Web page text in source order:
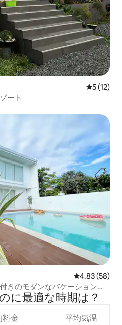
レビュー
5 (12)
ート
レビュー58
4.83 (58)
きのモダンなバケーションホ
に最⁠適⁠な時⁠期⁠は⁠？
料金 平均気温